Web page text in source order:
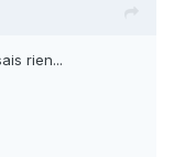
rien...